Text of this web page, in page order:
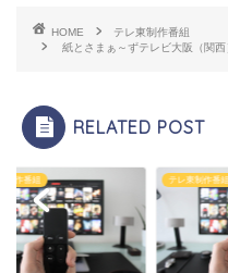
HOME
テレ東制作番組
紙とさまぁ～ずテレビ大阪（関
RELATED POST
制作番組 テレ東制作番組